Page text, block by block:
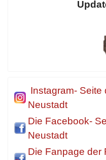
Instagram- Seite
Neustadt
Die Facebook-
Neustadt
Die Fanpage der